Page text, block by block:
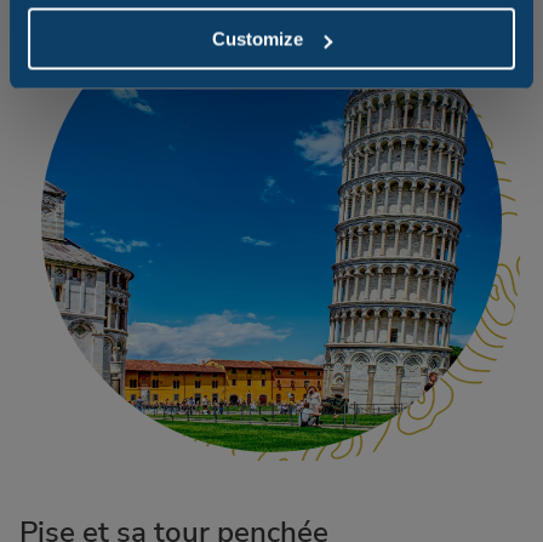
Customize
Pise et sa tour penchée